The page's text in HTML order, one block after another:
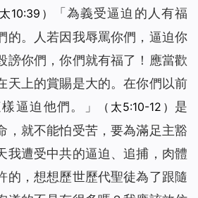
太10:39） 「 為義受逼迫的人有福
的。人若因我辱罵你們，逼迫你
謗你們，你們就有福了！應當歡
天上的賞賜是大的。在你們以前
逼迫他們。
」 （太5:10-12） 是
，就不能怕受苦，要為滿足主豁
我遭受中共的逼迫、追捕，肉體
的，想想歷世歷代聖徒為了跟隨